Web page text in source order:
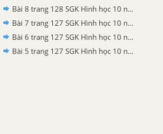
Bài 8 trang 128 SGK Hình học 10 nâng cao
Bài 7 trang 127 SGK Hình học 10 nâng cao
Bài 6 trang 127 SGK Hình học 10 nâng cao
Bài 5 trang 127 SGK Hình học 10 nâng cao